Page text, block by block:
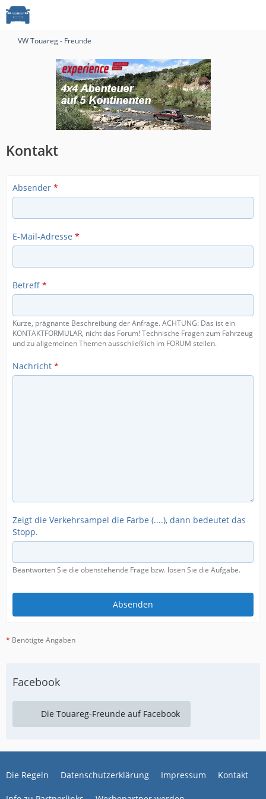
VW Touareg - Freunde
Kontakt
Absender *
E-Mail-Adresse *
Betreff *
Kurze, prägnante Beschreibung der Anfrage. ACHTUNG: Das ist ein
KONTAKTFORMULAR, nicht das Forum! Technische Fragen zum Fahrzeug
und zu allgemeinen Themen ausschließlich im FORUM stellen.
Nachricht *
Zeigt die Verkehrsampel die Farbe (....), dann bedeutet das
Stopp.
Beantworten Sie die obenstehende Frage bzw. lösen Sie die Aufgabe.
* Benötigte Angaben
Facebook
Die Touareg-Freunde auf Facebook
Die Regeln Datenschutzerklärung Impressum Kontakt